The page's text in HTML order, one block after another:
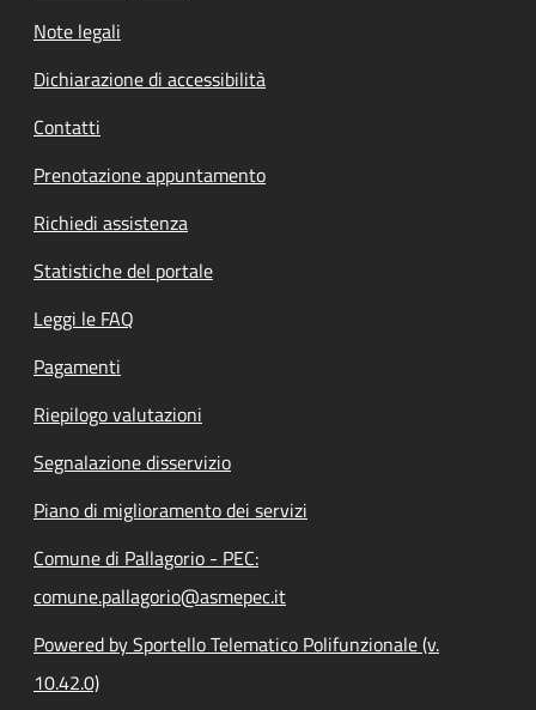
Note legali
Dichiarazione di accessibilità
Contatti
Prenotazione appuntamento
Richiedi assistenza
Statistiche del portale
Leggi le FAQ
Pagamenti
Riepilogo valutazioni
Segnalazione disservizio
Piano di miglioramento dei servizi
Comune di Pallagorio - PEC:
comune.pallagorio@asmepec.it
Powered by Sportello Telematico Polifunzionale (v.
10.42.0)